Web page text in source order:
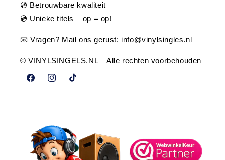
💿 Betrouwbare kwaliteit
💿 Unieke titels – op = op!
📧 Vragen? Mail ons gerust: info@vinylsingles.nl
© VINYLSINGELS.NL – Alle rechten voorbehouden
FacebookInstagramTikTok